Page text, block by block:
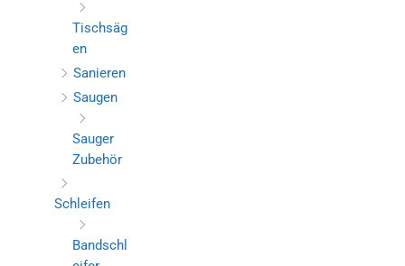
Tischsäg
en
Sanieren
Saugen
Sauger
Zubehör
Schleifen
Bandschl